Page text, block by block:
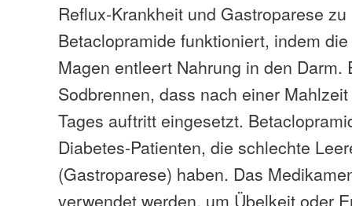
Reflux-Krankheit und Gastroparese
Betaclopramide funktioniert, indem
Magen entleert Nahrung in den Darm.
Sodbrennen, dass nach einer
Tages auftritt eingesetzt.
Diabetes-Patienten, die schlechte
(Gastroparese) haben. Das
verwendet werden, um Übelkeit oder